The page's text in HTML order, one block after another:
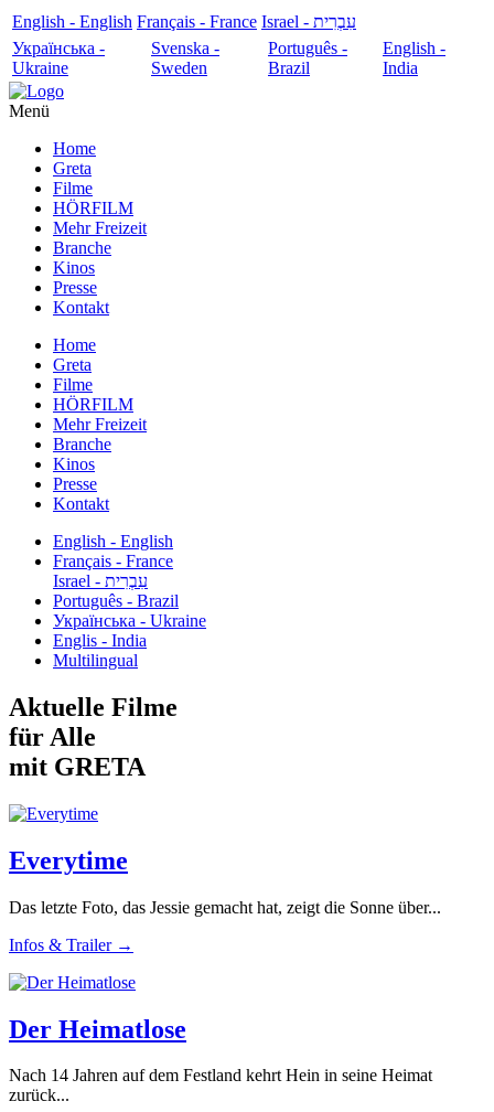
English - English Français - France
עִבְרִית - Israel
Українська -
Ukraine
Svenska -
Sweden
Português -
Brazil
English -
India
Menü
Home
Greta
Filme
HÖRFILM
Mehr Freizeit
Branche
Kinos
Presse
Kontakt
Home
Greta
Filme
HÖRFILM
Mehr Freizeit
Branche
Kinos
Presse
Kontakt
English - English
Français - France
עִבְרִית - Israel
Português - Brazil
Українська - Ukraine
Englis - India
Multilingual
Aktuelle Filme
für Alle
mit GRETA
Everytime
Das letzte Foto, das Jessie gemacht hat, zeigt die Sonne über...
Infos & Trailer →
Der Heimatlose
Nach 14 Jahren auf dem Festland kehrt Hein in seine Heimat
zurück...